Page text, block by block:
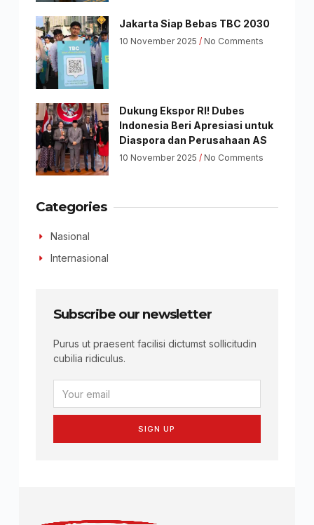
Jakarta Siap Bebas TBC 2030
10 November 2025 No Comments
Dukung Ekspor RI! Dubes
Indonesia Beri Apresiasi untuk
Diaspora dan Perusahaan AS
10 November 2025 No Comments
Categories
Nasional
Internasional
Subscribe our newsletter
Purus ut praesent facilisi dictumst sollicitudin
cubilia ridiculus.
SIGN UP